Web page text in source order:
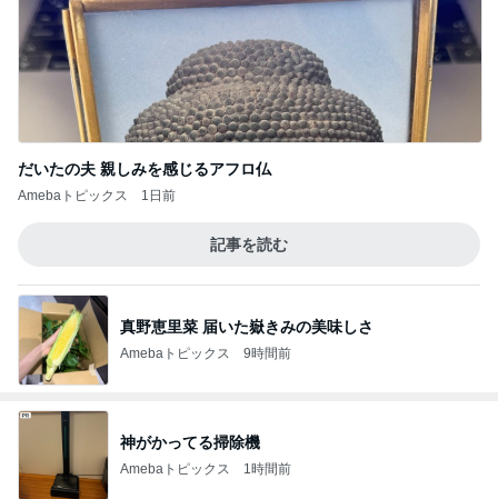
だいたの夫 親しみを感じるアフロ仏
Amebaトピックス 1日前
記事を読む
真野恵里菜 届いた嶽きみの美味しさ
Amebaトピックス 9時間前
神がかってる掃除機
Amebaトピックス 1時間前